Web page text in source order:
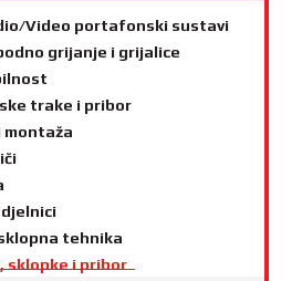
Video portafonski sustavi
grijanje i grijalice
trake i pribor
montaža
tehnika
sklopke i pribor